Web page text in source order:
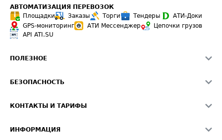
АВТОМАТИЗАЦИЯ ПЕРЕВОЗОК
Площадки
Заказы Торги Тендеры
АТИ-Доки
GPS-мониторинг
АТИ Мессенджер
Цепочки грузов
API ATI.SU
ПОЛЕЗНОЕ
Звезды ATI.SU на вашем сайте
Средние ставки
БЕЗОПАСНОСТЬ
Светофор+
КОНТАКТЫ И ТАРИФЫ
ИНФОРМАЦИЯ